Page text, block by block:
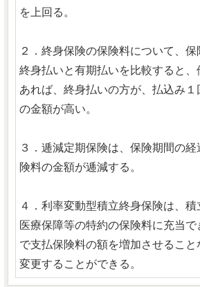
を上回る。
２．終身保険の保険料について、
終身払いと有期払いを比較すると
あれば、終身払いの方が、払込み
の金額が高い。
３．逓減定期保険は、保険期間の
険料の金額が逓減する。
４．利率変動型積立終身保険は、積
医療保障等の特約の保険料に充当
で支払保険料の額を増加させるこ
変更することができる。